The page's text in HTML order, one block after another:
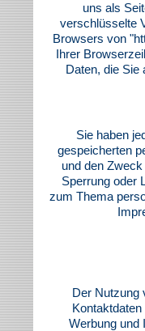
uns als
verschlüsselte
Browsers von
Ihrer
Daten, die Sie
Sie haben
gespeicherten
und den
Sperrung oder
zum Thema
Der Nutzung
Werbung und